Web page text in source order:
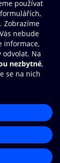
knihy a